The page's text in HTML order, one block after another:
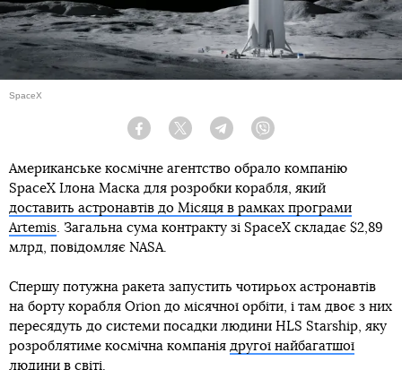
SpaceX
Facebook Twitter Telegram
Американське космічне агентство обрало компанію
SpaceX Ілона Маска для розробки корабля, який
доставить астронавтів до Місяця в рамках програми
Artemis. Загальна сума контракту зі SpaceX складає $2,89
млрд, повідомляє NASA.
Спершу потужна ракета запустить чотирьох астронавтів
на борту корабля Orion до місячної орбіти, і там двоє з них
пересядуть до системи посадки людини HLS Starship, яку
розроблятиме космічна компанія другої найбагатшої
людини в світі.